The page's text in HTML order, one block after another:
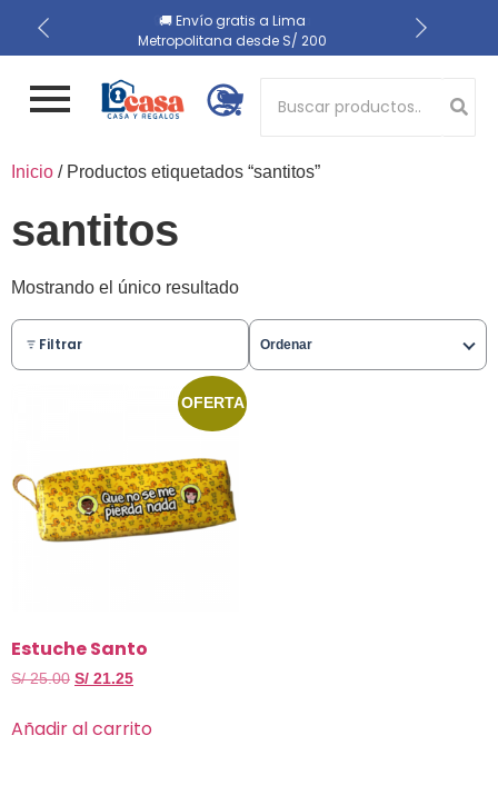
🚚 Envío gratis a Lima
Metropolitana desde S/ 200
🔒 Compra 100% segura
📍 Recojo en almacén el
mismo día
Button 1
Button 2
Inicio / Productos etiquetados “santitos”
santitos
Mostrando el único resultado
Filtrar Ordenar
OFERTA
Estuche Santo
S/25.00 S/ 21.25
Añadir al carrito